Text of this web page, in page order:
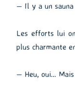
— Il y a un
Les efforts lui
plus charmante
— Heu, oui…